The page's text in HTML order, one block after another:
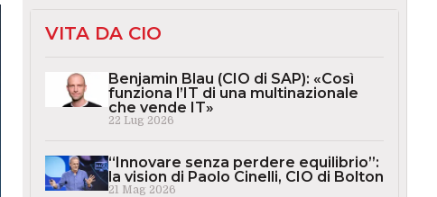
VITA DA CIO
Benjamin Blau (CIO di SAP): «Così
funziona l’IT di una multinazionale
che vende IT»
22 Lug 2026
“Innovare senza perdere equilibrio”:
la vision di Paolo Cinelli, CIO di Bolton
21 Mag 2026